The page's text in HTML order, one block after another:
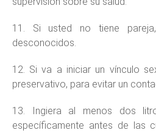
11. Si usted no tiene
desconocidos.
12. Si va a iniciar un vínculo
preservativo, para evitar un
13. Ingiera al menos dos
específicamente antes de las